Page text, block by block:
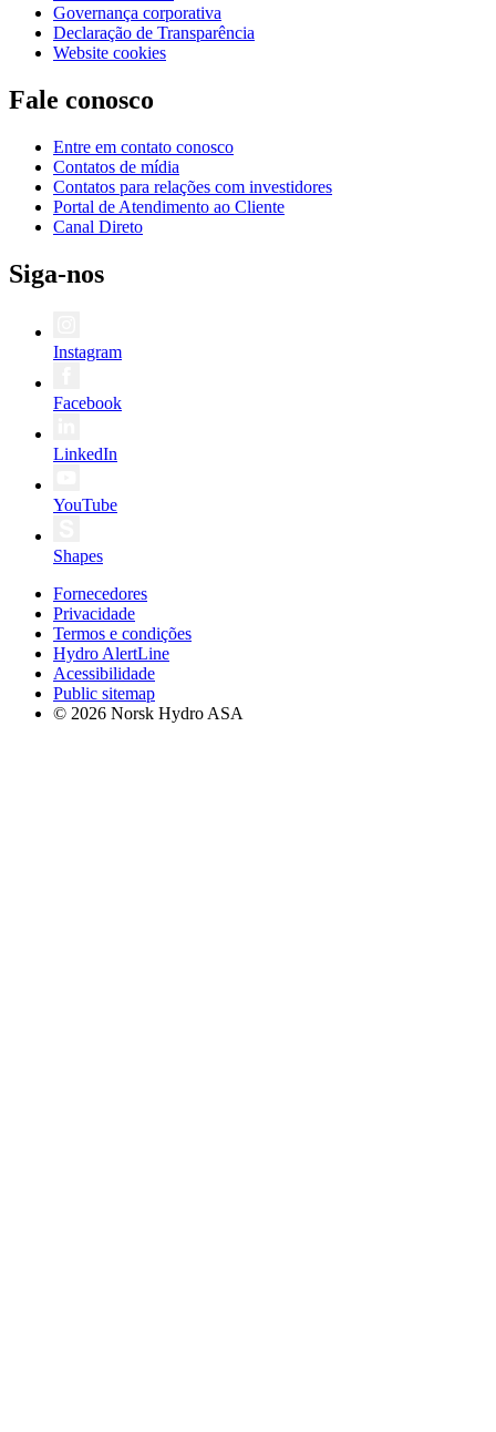
Governança corporativa
Declaração de Transparência
Website cookies
Fale conosco
Entre em contato conosco
Contatos de mídia
Contatos para relações com investidores
Portal de Atendimento ao Cliente
Canal Direto
Siga-nos
Instagram
Facebook
LinkedIn
YouTube
Shapes
Fornecedores
Privacidade
Termos e condições
Hydro AlertLine
Acessibilidade
Public sitemap
© 2026 Norsk Hydro ASA